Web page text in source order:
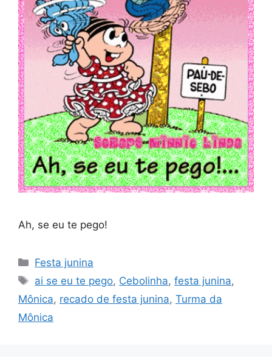
Ah, se eu te pego!
Categorias
Festa junina
Tags
ai se eu te pego, Cebolinha,festa junina,
Mônica, recado de festa junina, Turma da
Mônica